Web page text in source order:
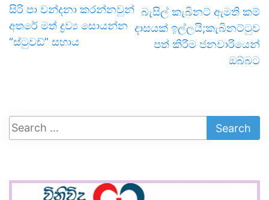
සිරි පා වන්දනා කරන්නවුන්
අතරේ මත් ද්‍රව්‍ය සොයන්න
“ස්ටුවඩ්” සහාය
බැසිල් කැබිනට් ඇමති කම්
දාසයක් ඉල්ලයි;කැබිනට්ටුව
පත් කිරීම ජනවාරියෙන්
ඔබ්බට